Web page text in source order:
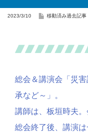
2023/3/10 移動済み過去記事
総会＆講演会「災
承など～」。
講師は、板垣時夫。
総会終了後、講演は